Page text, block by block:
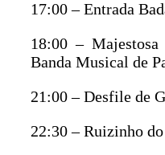
17:00 – Entrada
18:00 – Majestosa
Banda Musical de
21:00 – Desfile de
22:30 – Ruizinho